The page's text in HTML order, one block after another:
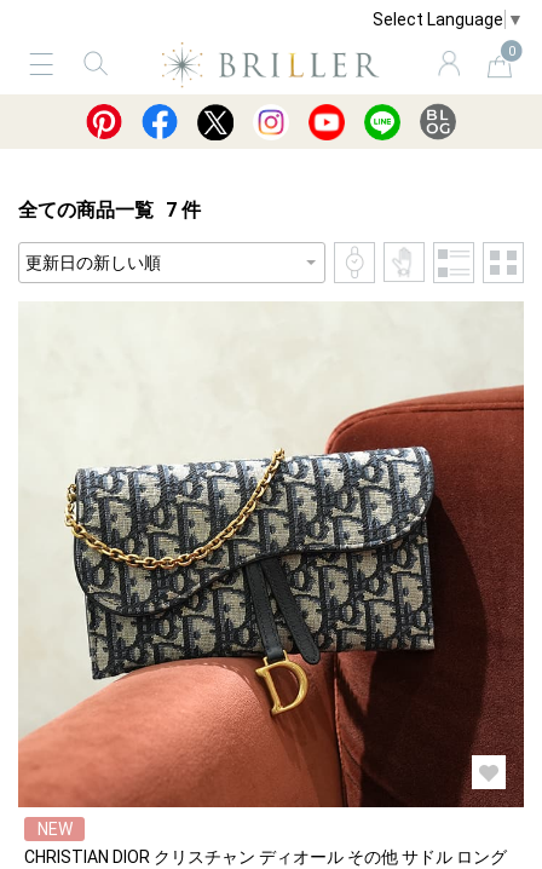
Select Language ▼
0
サービス ショッピングガイド 買取
全ての商品一覧 7 件
NEW
CHRISTIAN DIOR クリスチャン ディオール その他 サドル ロング